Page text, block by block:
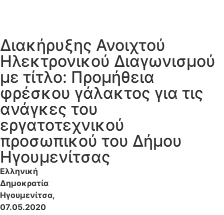
Διακήρυξης Ανοιχτού
Ηλεκτρονικού Διαγωνισμού
με τίτλο: Προμήθεια
φρέσκου γάλακτος για τις
ανάγκες του
εργατοτεχνικού
προσωπικού του Δήμου
Ηγουμενίτσας
Ελληνική
Ηγουμενίτσα,
07.05.2020